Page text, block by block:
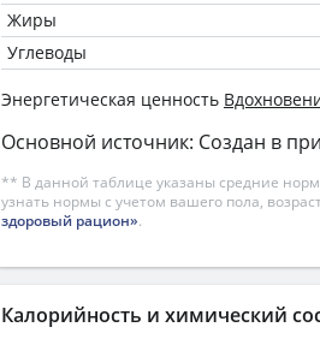
Жиры
Углеводы
Энергетическая ценность
Основной источник: Создан в
** В данной таблице указаны средние
узнать нормы с учетом вашего пола,
здоровый рацион».
Калорийность и химический